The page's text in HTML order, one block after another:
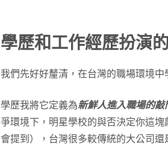
學歷和工作經歷扮演
我們先好好釐清，在台灣的職場環境
學歷我將它定義為新鮮人進入職場的敲
爭環境下，明星學校的與否決定你這
會提到），台灣很多較傳統的大公司